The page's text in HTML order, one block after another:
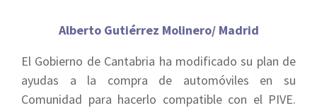
Alberto Gutiérrez Molinero/ Madrid
El Gobierno de Cantabria ha modificado su plan de
ayudas a la compra de automóviles en su
Comunidad para hacerlo compatible con el PIVE.